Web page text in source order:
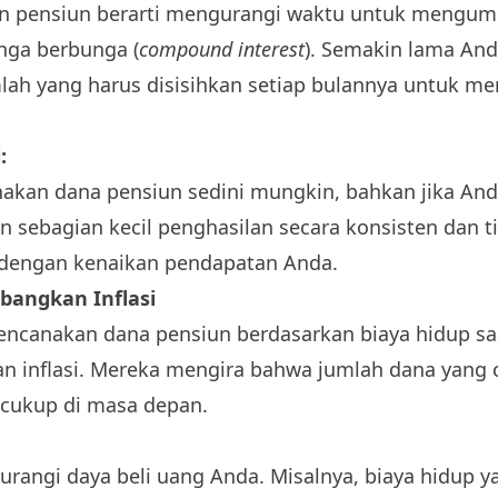
pensiun berarti mengurangi waktu untuk
berbunga (compound interest). Semakin lama
yang harus disisihkan setiap bulannya untuk
dana pensiun sedini mungkin, bahkan jika
sebagian kecil penghasilan secara konsisten dan
kenaikan pendapatan Anda.
Inflasi
dana pensiun berdasarkan biaya hidup
inflasi. Mereka mengira bahwa jumlah dana
di masa depan.
daya beli uang Anda. Misalnya, biaya hidup